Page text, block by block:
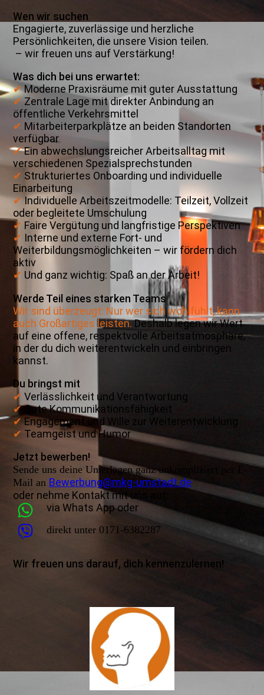
Wen wir suchen
Engagierte, zuverlässige und herzliche
Persönlichkeiten, die unsere Vision teilen.
– wir freuen uns auf Verstärkung!
Was dich bei uns erwartet:
✔Moderne Praxisräume mit guter Ausstattung
✔Zentrale Lage mit direkter Anbindung an
öffentliche Verkehrsmittel
✔ Mitarbeiterparkplätze an beiden Standorten
verfügbar
✔Ein abwechslungsreicher Arbeitsalltag mit
verschiedenen Spezialsprechstunden
✔ Strukturiertes Onboarding und individuelle
Einarbeitung
✔Individuelle Arbeitszeitmodelle: Teilzeit, Vollzeit
oder begleitete Umschulung
✔ Faire Vergütung und langfristige Perspektiven
✔ Interne und externe Fort- und
Weiterbildungsmöglichkeiten – wir fördern dich
aktiv
✔ Und ganz wichtig: Spaß an der Arbeit!
Werde Teil eines starken Teams
Wir sind überzeugt: Nur wer sich wohlfühlt, kann
auch Großartiges leisten.Deshalb legen wir Wert
auf eine offene, respektvolle Arbeitsatmosphäre,
in der du dich weiterentwickeln und einbringen
kannst.
Du bringst mit
✔ Verlässlichkeit und Verantwortung
✔Gute Kommunikationsfähigkeit
✔Engagement und Wille zur Weiterentwicklung
✔ Teamgeist und Humor
Jetzt bewerben!
Sende uns deine Unterlagen ganz unkompliziert per E-
Mail an Bewerbung@mkg-umstadt.de
oder nehme Kontakt mit uns auf:
via Whats App oder
direkt unter 0171-6382287
Wir freuen uns darauf, dich kennenzulernen!